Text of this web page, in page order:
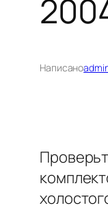
Написано